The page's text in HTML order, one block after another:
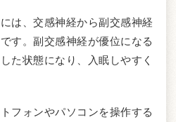
は、交感神経から副交感神経
す。副交感神経が優位になる
た状態になり、入眠しやすく
フォンやパソコンを操作する